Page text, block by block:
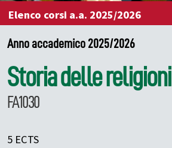
Elenco corsi a.a. 2025/2026
Anno accademico 2025/2026
Storia delle religioni
FA1030
5 ECTS